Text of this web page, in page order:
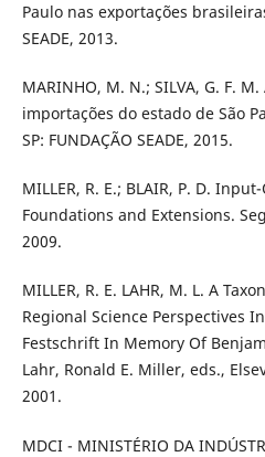
Paulo nas exportações
SEADE, 2013.
MARINHO, M. N.; SILVA, G. F.
importações do estado de São
SP: FUNDAÇÃO SEADE, 2015.
MILLER, R. E.; BLAIR, P. D.
Foundations and Extensions.
2009.
MILLER, R. E. LAHR, M. L. A
Regional Science Perspectives
Festschrift In Memory Of
Lahr, Ronald E. Miller, eds.,
2001.
MDCI - MINISTÉRIO DA